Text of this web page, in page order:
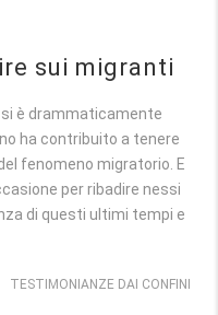
sui migranti
si è drammaticamente
ha contribuito a tenere
fenomeno migratorio. E
per ribadire nessi
di questi ultimi tempi e
TESTIMONIANZE DAI CONFINI